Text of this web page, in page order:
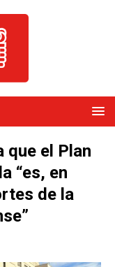
que el Plan
“es, en
de la